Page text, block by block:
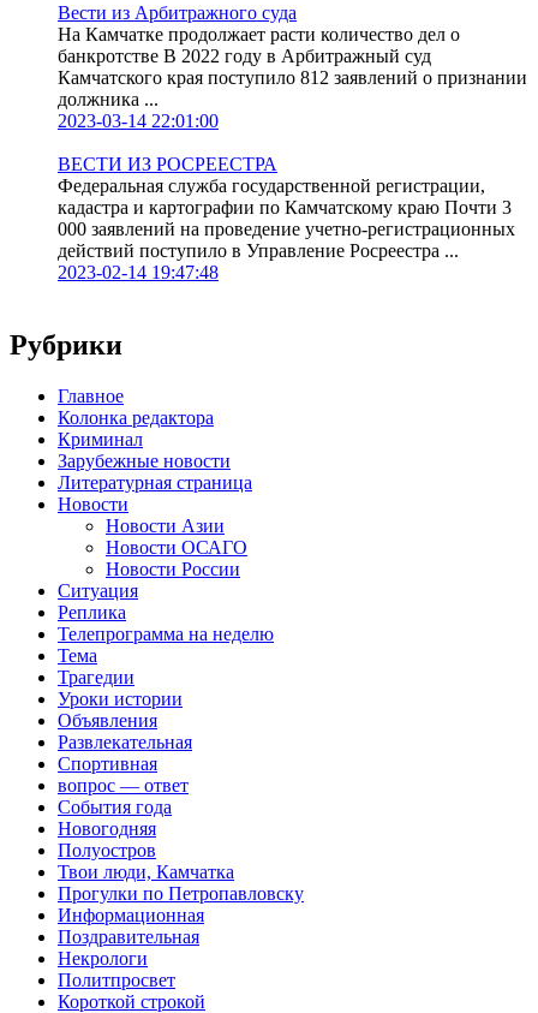
Вести из Арбитражного суда
На Камчатке продолжает расти количество дел о
банкротстве В 2022 году в Арбитражный суд
Камчатского края поступило 812 заявлений о признании
должника ...
2023-03-14 22:01:00
ВЕСТИ ИЗ РОСРЕЕСТРА
Федеральная служба государственной регистрации,
кадастра и картографии по Камчатскому краю Почти 3
000 заявлений на проведение учетно-регистрационных
действий поступило в Управление Росреестра ...
2023-02-14 19:47:48
Рубрики
Главное
Колонка редактора
Криминал
Зарубежные новости
Литературная страница
Новости
Новости Азии
Новости ОСАГО
Новости России
Ситуация
Реплика
Телепрограмма на неделю
Тема
Трагедии
Уроки истории
Объявления
Развлекательная
Спортивная
вопрос — ответ
События года
Новогодняя
Полуостров
Твои люди, Камчатка
Прогулки по Петропавловску
Информационная
Поздравительная
Некрологи
Политпросвет
Короткой строкой